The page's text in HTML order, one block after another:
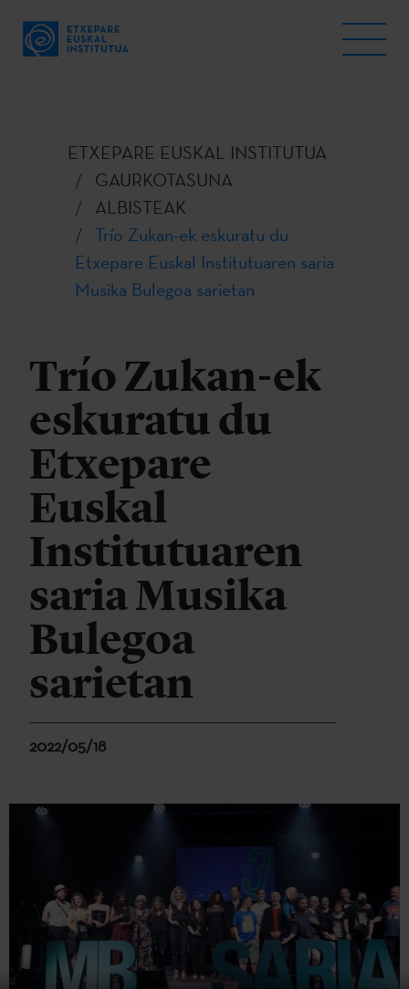
ETXEPARE EUSKAL INSTITUTUA
GAURKOTASUNA
ALBISTEAK
Trío Zukan-ek eskuratu du
Etxepare Euskal Institutuaren saria
Musika Bulegoa sarietan
Trío Zukan-ek
eskuratu du
Etxepare
Euskal
Institutuaren
saria Musika
Bulegoa
sarietan
2022/05/18